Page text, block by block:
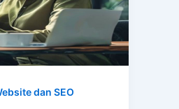
dan SEO